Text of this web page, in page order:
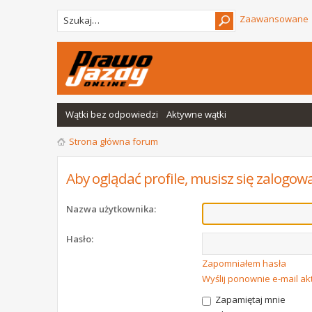
Zaawansowane
Wątki bez odpowiedzi Aktywne wątki
Strona główna forum
Aby oglądać profile, musisz się
Nazwa użytkownika:
Hasło:
Zapomniałem hasła
Wyślij ponownie e-mail
Zapamiętaj mnie